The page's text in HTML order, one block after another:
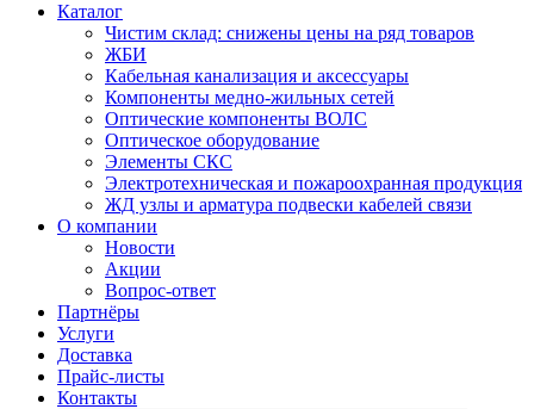
Каталог
Чистим склад: снижены цены на ряд товаров
ЖБИ
Кабельная канализация и аксессуары
Компоненты медно-жильных сетей
Оптические компоненты ВОЛС
Оптическое оборудование
Элементы СКС
Электротехническая и пожароохранная продукция
ЖД узлы и арматура подвески кабелей связи
О компании
Новости
Акции
Вопрос-ответ
Партнёры
Услуги
Доставка
Прайс-листы
Контакты